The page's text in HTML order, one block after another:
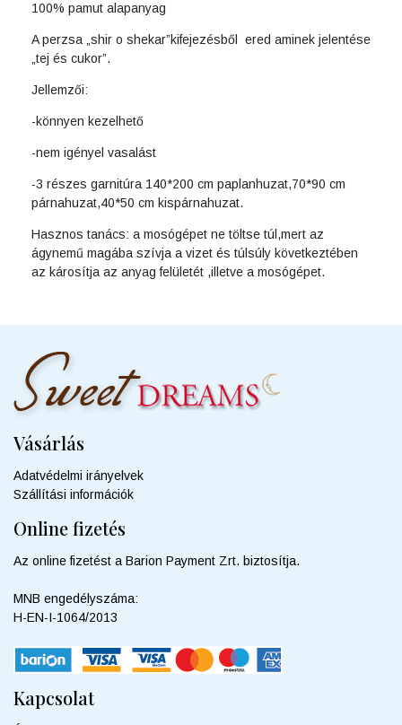
100% pamut alapanyag
A perzsa „shir o shekar”kifejezésből ered aminek jelentése
„tej és cukor”.
Jellemzői:
-könnyen kezelhető
-nem igényel vasalást
-3 részes garnitúra 140*200 cm paplanhuzat,70*90 cm
párnahuzat,40*50 cm kispárnahuzat.
Hasznos tanács: a mosógépet ne töltse túl,mert az
ágynemű magába szívja a vizet és túlsúly következtében
az károsítja az anyag felületét ,illetve a mosógépet.
Vásárlás
Adatvédelmi irányelvek
Szállítási információk
Online fizetés
Az online fizetést a Barion Payment Zrt. biztosítja.
MNB engedélyszáma:
H-EN-I-1064/2013
Kapcsolat